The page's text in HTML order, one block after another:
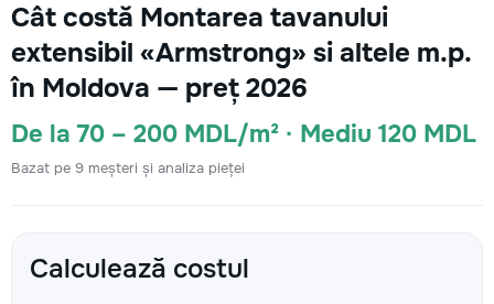
Cât costă Montarea tavanului
extensibil «Armstrong» si altele m.p.
în Moldova — preț 2026
De la 70 – 200 MDL/m² · Mediu 120 MDL
Bazat pe 9 meșteri și analiza pieței
Calculează costul